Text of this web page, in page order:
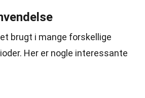
brugt i mange forskellige
Her er nogle interessante